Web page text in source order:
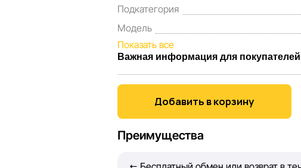
Подкатегория
Модель
Показать все
Важная информация для покупателей
Мы, команда сети магазинов
Каждый день мы работаем над тем,
представленная на сайте, была
принять лучшее решение о покупке.
Добавить в корзину
Преимущества